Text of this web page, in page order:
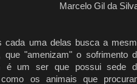
Marcelo Gil da
cada uma delas busca a
"amenizam" o sofrimento
é um ser que possui sede
os animais que